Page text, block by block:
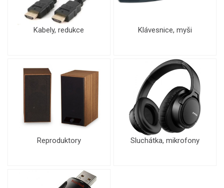
Kabely, redukce Klávesnice, myši
Reproduktory Sluchátka, mikrofony